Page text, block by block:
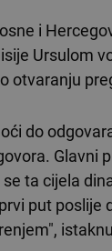
i
Ursulom
otvaranju
do
Glavni
ta cijela
put